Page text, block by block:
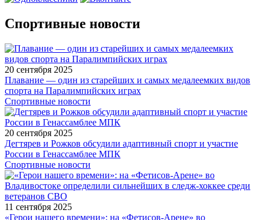
Спортивные новости
20 сентября 2025
Плавание — один из старейших и самых медалеемких видов
спорта на Паралимпийских играх
Спортивные новости
20 сентября 2025
Дегтярев и Рожков обсудили адаптивный спорт и участие
России в Генассамблее МПК
Спортивные новости
11 сентября 2025
«Герои нашего времени»: на «Фетисов-Арене» во